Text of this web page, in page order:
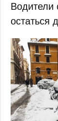
Водители
остаться